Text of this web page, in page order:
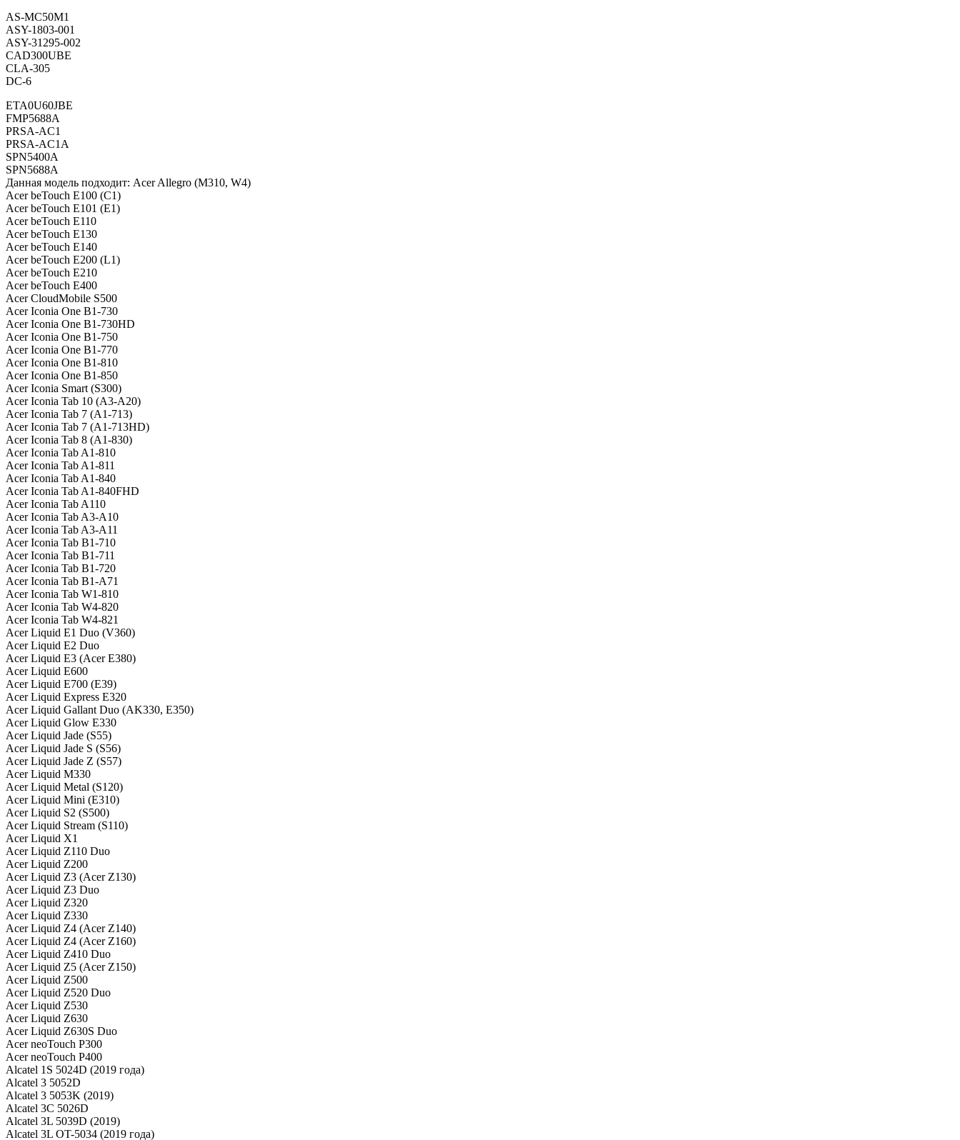
AS-MC50M1
ASY-1803-001
ASY-31295-002
CAD300UBE
CLA-305
DC-6
ETA0U60JBE
FMP5688A
PRSA-AC1
PRSA-AC1A
SPN5400A
SPN5688A
Данная модель подходит: Acer Allegro (M310, W4)
Acer beTouch E100 (C1)
Acer beTouch E101 (E1)
Acer beTouch E110
Acer beTouch E130
Acer beTouch E140
Acer beTouch E200 (L1)
Acer beTouch E210
Acer beTouch E400
Acer CloudMobile S500
Acer Iconia One B1-730
Acer Iconia One B1-730HD
Acer Iconia One B1-750
Acer Iconia One B1-770
Acer Iconia One B1-810
Acer Iconia One B1-850
Acer Iconia Smart (S300)
Acer Iconia Tab 10 (A3-A20)
Acer Iconia Tab 7 (A1-713)
Acer Iconia Tab 7 (A1-713HD)
Acer Iconia Tab 8 (A1-830)
Acer Iconia Tab A1-810
Acer Iconia Tab A1-811
Acer Iconia Tab A1-840
Acer Iconia Tab A1-840FHD
Acer Iconia Tab A110
Acer Iconia Tab A3-A10
Acer Iconia Tab A3-A11
Acer Iconia Tab B1-710
Acer Iconia Tab B1-711
Acer Iconia Tab B1-720
Acer Iconia Tab B1-A71
Acer Iconia Tab W1-810
Acer Iconia Tab W4-820
Acer Iconia Tab W4-821
Acer Liquid E1 Duo (V360)
Acer Liquid E2 Duo
Acer Liquid E3 (Acer E380)
Acer Liquid E600
Acer Liquid E700 (E39)
Acer Liquid Express E320
Acer Liquid Gallant Duo (AK330, E350)
Acer Liquid Glow E330
Acer Liquid Jade (S55)
Acer Liquid Jade S (S56)
Acer Liquid Jade Z (S57)
Acer Liquid M330
Acer Liquid Metal (S120)
Acer Liquid Mini (E310)
Acer Liquid S2 (S500)
Acer Liquid Stream (S110)
Acer Liquid X1
Acer Liquid Z110 Duo
Acer Liquid Z200
Acer Liquid Z3 (Acer Z130)
Acer Liquid Z3 Duo
Acer Liquid Z320
Acer Liquid Z330
Acer Liquid Z4 (Acer Z140)
Acer Liquid Z4 (Acer Z160)
Acer Liquid Z410 Duo
Acer Liquid Z5 (Acer Z150)
Acer Liquid Z500
Acer Liquid Z520 Duo
Acer Liquid Z530
Acer Liquid Z630
Acer Liquid Z630S Duo
Acer neoTouch P300
Acer neoTouch P400
Alcatel 1S 5024D (2019 года)
Alcatel 3 5052D
Alcatel 3 5053K (2019)
Alcatel 3C 5026D
Alcatel 3L 5039D (2019)
Alcatel 3L OT-5034 (2019 года)